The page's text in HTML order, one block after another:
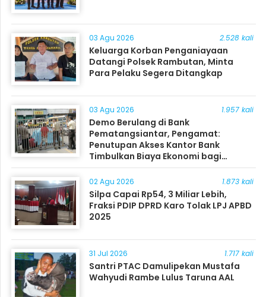
03 Agu 2026 2.528 kali
Keluarga Korban Penganiayaan
Datangi Polsek Rambutan, Minta
Para Pelaku Segera Ditangkap
03 Agu 2026 1.957 kali
Demo Berulang di Bank
Pematangsiantar, Pengamat:
Penutupan Akses Kantor Bank
Timbulkan Biaya Ekonomi bagi
Masyarakat
02 Agu 2026 1.873 kali
Silpa Capai Rp54, 3 Miliar Lebih,
Fraksi PDIP DPRD Karo Tolak LPJ APBD
2025
31 Jul 2026 1.717 kali
Santri PTAC Damulipekan Mustafa
Wahyudi Rambe Lulus Taruna AAL